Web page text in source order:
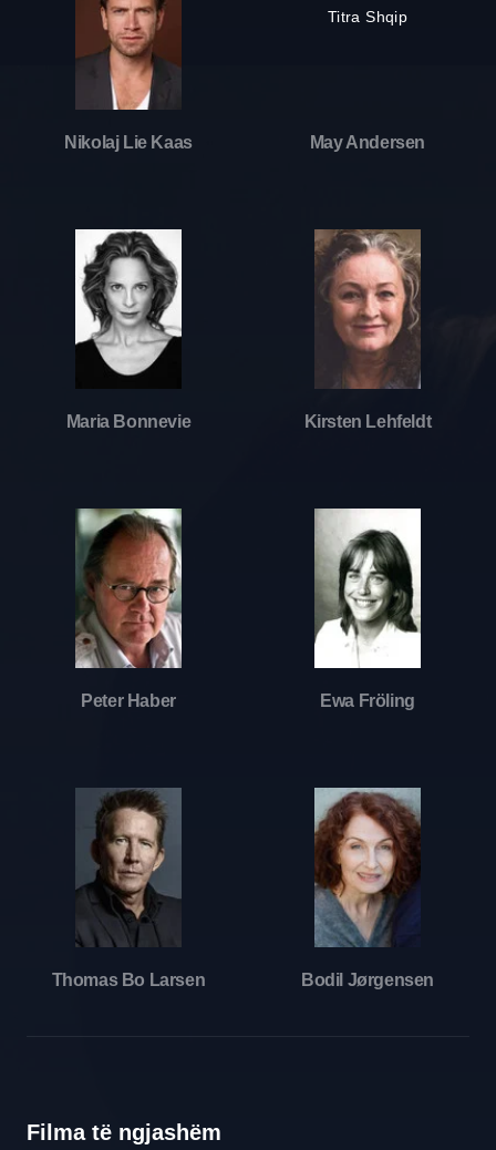
Nikolaj Lie Kaas May Andersen
Maria Bonnevie Kirsten Lehfeldt
Peter Haber Ewa Fröling
Thomas Bo Larsen Bodil Jørgensen
Filma të ngjashëm